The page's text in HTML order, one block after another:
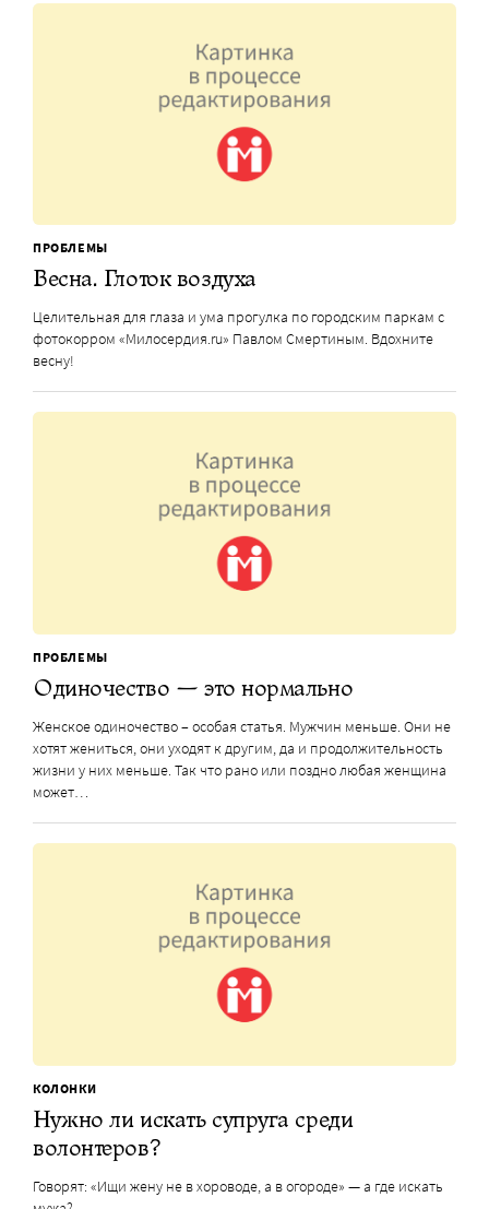
ПРОБЛЕМЫ
Весна. Глоток воздуха
Целительная для глаза и ума прогулка по городским паркам с
фотокорром «Милосердия.ru» Павлом Смертиным. Вдохните
весну!
ПРОБЛЕМЫ
Одиночество — это нормально
Женское одиночество – особая статья. Мужчин меньше. Они не
хотят жениться, они уходят к другим, да и продолжительность
жизни у них меньше. Так что рано или поздно любая женщина
может…
КОЛОНКИ
Нужно ли искать супруга среди
волонтеров?
Говорят: «Ищи жену не в хороводе, а в огороде» — а где искать